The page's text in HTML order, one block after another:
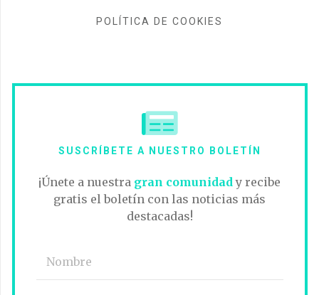
POLÍTICA DE COOKIES
SUSCRÍBETE A NUESTRO BOLETÍN
¡Únete a nuestra gran comunidad y recibe
gratis el boletín con las noticias más
destacadas!